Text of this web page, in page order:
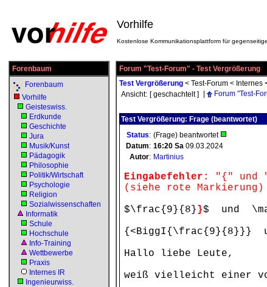
Vorhilfe
Kostenlose Kommunikationsplattform für
Forenbaum
Forenbaum
Vorhilfe
Geisteswiss.
Erdkunde
Geschichte
Jura
Musik/Kunst
Pädagogik
Philosophie
Politik/Wirtschaft
Psychologie
Religion
Sozialwissenschaften
Informatik
Schule
Hochschule
Info-Training
Wettbewerbe
Praxis
Internes IR
Ingenieurwiss.
Forum "Test-Forum" - Test Vergrößerung
Test Vergrößerung < Test-Forum < Internes
Ansicht: [ geschachtelt ] Forum "Test-
Test Vergrößerung: Frage (beantwortet)
Status: (Frage) beantwortet
Datum: 16:20 Sa 09.03.2024
Autor: Martinius
Eingabefehler:
"{" und
(siehe rote Markierung)
$\frac{9}{8}}$ und
{<BiggI{\frac{9}{8}}}
Hallo liebe Leute,
weiß vielleicht einer